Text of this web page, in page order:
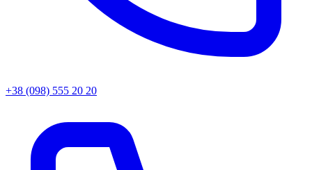
+38 (098) 555 20 20